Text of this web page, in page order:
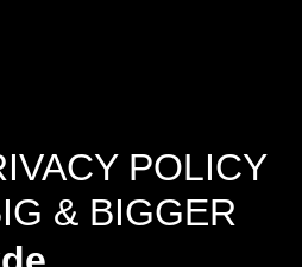
POLICY
& BIGGER